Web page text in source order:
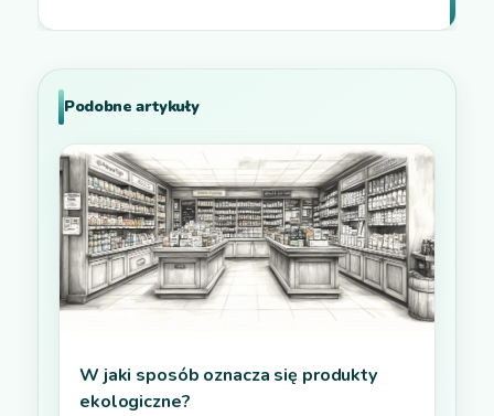
Podobne artykuły
W jaki sposób oznacza się produkty
ekologiczne?